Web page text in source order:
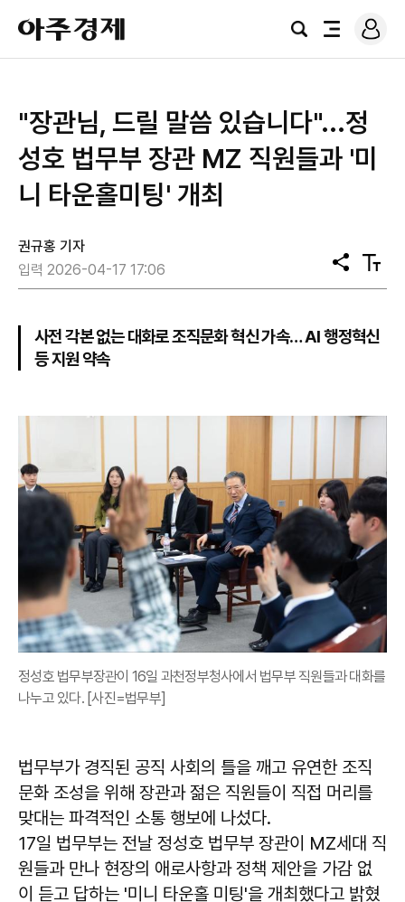
아
주
경
검
전
로
그
"장관님, 드릴 말씀 있습니다"...정
성호 법무부 장관 MZ 직원들과 '미
니 타운홀미팅' 개최
권규홍 기자
입력 2026-04-17 17:06
공
유
텍
스
기
사전 각본 없는 대화로 조직문화 혁신 가속… AI 행정혁신
등 지원 약속
정성호 법무부장관이 16일 과천정부청사에서 법무부 직원들과 대화를
나누고 있다. [사진=법무부]
법무부가 경직된 공직 사회의 틀을 깨고 유연한 조직
문화 조성을 위해 장관과 젊은 직원들이 직접 머리를
맞대는 파격적인 소통 행보에 나섰다.
17일 법무부는 전날 정성호 법무부 장관이 MZ세대 직
원들과 만나 현장의 애로사항과 정책 제안을 가감 없
이 듣고 답하는 '미니 타운홀 미팅'을 개최했다고 밝혔